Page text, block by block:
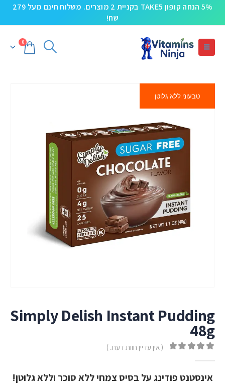
5% הנחה קופון TAKE5 בקניית 2 מוצרים. משלוח חינם מעל 279
שח!
0
טבעוני ללא גלוטן
Simply Delish Instant Pudding
48g
( אין עדיין חוות דעת. )
אינסטנט פודינג על בסיס צמחי ללא סוכר וללא גלוטן!